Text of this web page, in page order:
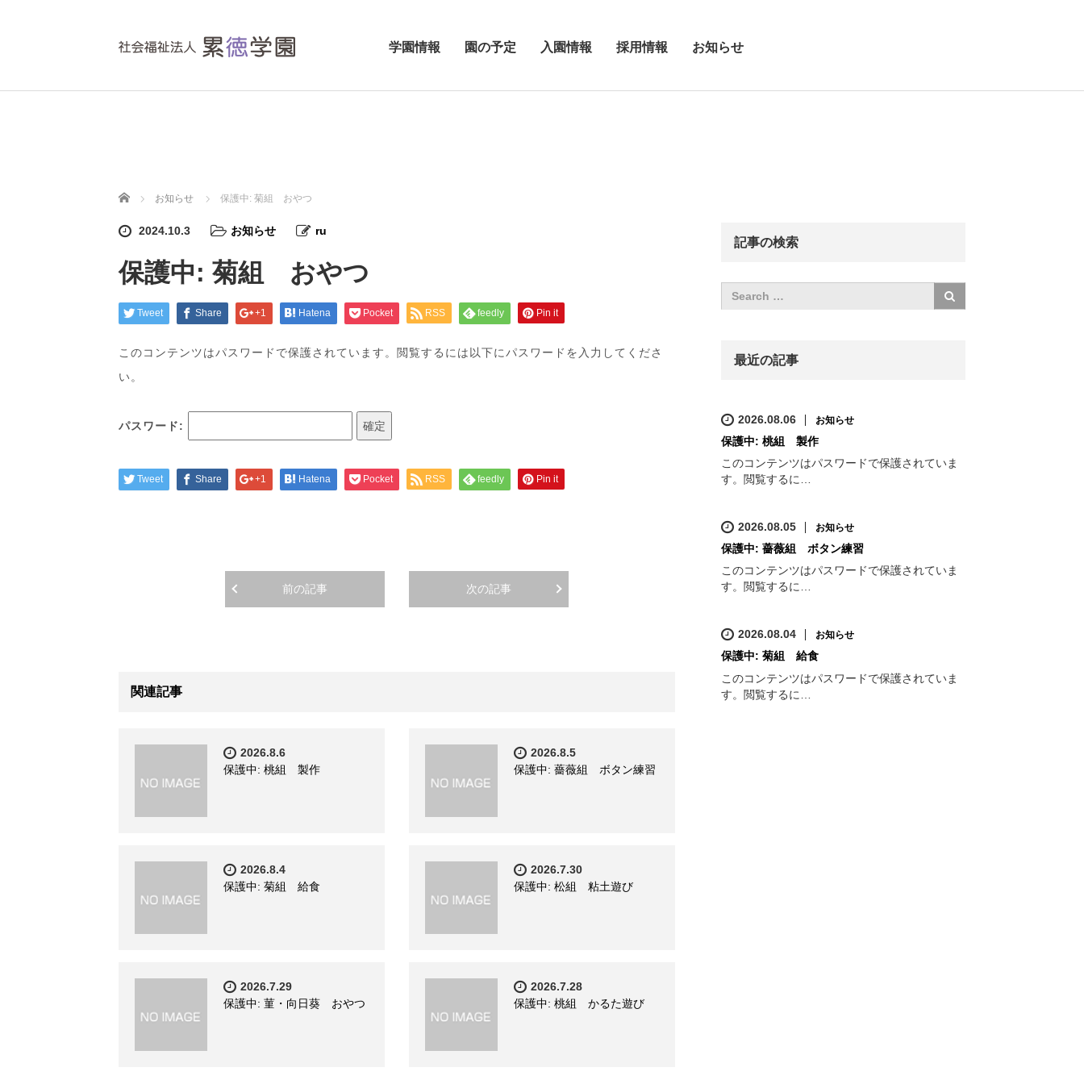
学園情報 園の予定 入園情報 採用情報 お知らせ
ホーム お知らせ 保護中: 菊組 おやつ
2024.10.3 お知らせ ru
保護中: 菊組 おやつ
Tweet Share +1 Hatena Pocket RSS feedly Pin it
このコンテンツはパスワードで保護されています。閲覧するには以下にパスワードを入力してくださ
い。
パスワード:
Tweet Share +1 Hatena Pocket RSS feedly Pin it
前の記事 次の記事
関連記事
2026.8.6
保護中: 桃組 製作
2026.8.5
保護中: 薔薇組 ボタン練習
2026.8.4
保護中: 菊組 給食
2026.7.30
保護中: 松組 粘土遊び
2026.7.29
保護中: 菫・向日葵 おやつ
2026.7.28
保護中: 桃組 かるた遊び
記事の検索
最近の記事
2026.08.06 お知らせ
保護中: 桃組 製作
このコンテンツはパスワードで保護されていま
す。閲覧するに…
2026.08.05 お知らせ
保護中: 薔薇組 ボタン練習
このコンテンツはパスワードで保護されていま
す。閲覧するに…
2026.08.04 お知らせ
保護中: 菊組 給食
このコンテンツはパスワードで保護されていま
す。閲覧するに…